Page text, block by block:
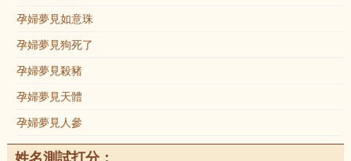
孕婦夢見如意珠
孕婦夢見狗死了
孕婦夢見殺豬
孕婦夢見天體
孕婦夢見人參
姓名測試打分：